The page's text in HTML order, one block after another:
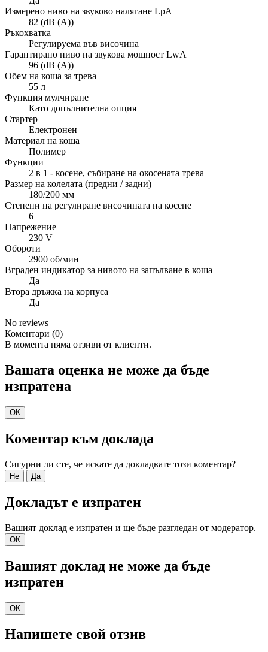
Измерено ниво на звуково налягане LpA
82 (dB (A))
Ръкохватка
Регулируема във височина
Гарантирано ниво на звукова мощност LwA
96 (dB (A))
Обем на коша за трева
55 л
Функция мулчиране
Като допълнителна опция
Стартер
Електронен
Материал на коша
Полимер
Функции
2 в 1 - косене, събиране на окосената трева
Размер на колелата (предни / задни)
180/200 мм
Степени на регулиране височината на косене
6
Напрежение
230 V
Обороти
2900 об/мин
Вграден индикатор за нивото на запълване в коша
Да
Втора дръжка на корпуса
Да
No reviews
Коментари (0)
В момента няма отзиви от клиенти.
Вашата оценка не може да бъде
изпратена
ОК
Коментар към доклада
Сигурни ли сте, че искате да докладвате този коментар?
Не Да
Докладът е изпратен
Вашият доклад е изпратен и ще бъде разгледан от модератор.
ОК
Вашият доклад не може да бъде
изпратен
ОК
Напишете свой отзив